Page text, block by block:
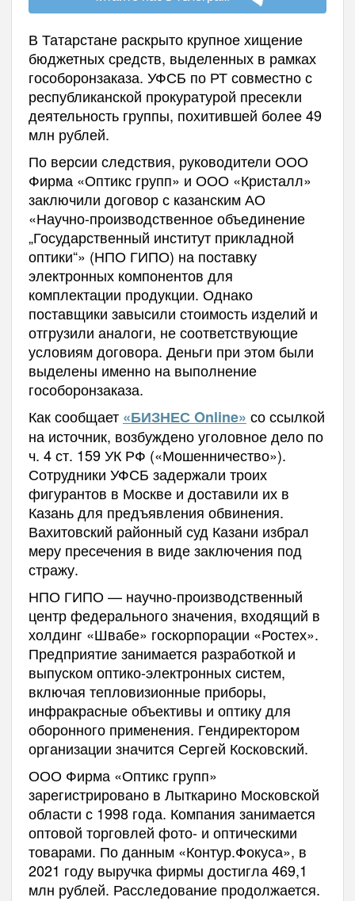
В Татарстане раскрыто крупное хищение
бюджетных средств, выделенных в рамках
гособоронзаказа. УФСБ по РТ совместно с
республиканской прокуратурой пресекли
деятельность группы, похитившей более 49
млн рублей.
По версии следствия, руководители ООО
Фирма «Оптикс групп» и ООО «Кристалл»
заключили договор с казанским АО
«Научно-производственное объединение
„Государственный институт прикладной
оптики“» (НПО ГИПО) на поставку
электронных компонентов для
комплектации продукции. Однако
поставщики завысили стоимость изделий и
отгрузили аналоги, не соответствующие
условиям договора. Деньги при этом были
выделены именно на выполнение
гособоронзаказа.
Как сообщает «БИЗНЕС Online» со ссылкой
на источник, возбуждено уголовное дело по
ч. 4 ст. 159 УК РФ («Мошенничество»).
Сотрудники УФСБ задержали троих
фигурантов в Москве и доставили их в
Казань для предъявления обвинения.
Вахитовский районный суд Казани избрал
меру пресечения в виде заключения под
стражу.
НПО ГИПО — научно-производственный
центр федерального значения, входящий в
холдинг «Швабе» госкорпорации «Ростех».
Предприятие занимается разработкой и
выпуском оптико-электронных систем,
включая тепловизионные приборы,
инфракрасные объективы и оптику для
оборонного применения. Гендиректором
организации значится Сергей Косковский.
ООО Фирма «Оптикс групп»
зарегистрировано в Лыткарино Московской
области с 1998 года. Компания занимается
оптовой торговлей фото- и оптическими
товарами. По данным «Контур.Фокуса», в
2021 году выручка фирмы достигла 469,1
млн рублей. Расследование продолжается.